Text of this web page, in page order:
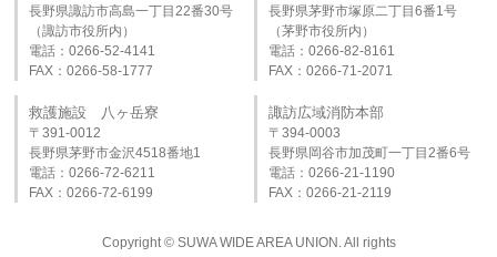
長野県諏訪市高島一丁目22番30号
（諏訪市役所内）
電話：0266-52-4141
FAX：0266-58-1777
長野県茅野市塚原二丁目6番1号
（茅野市役所内）
電話：0266-82-8161
FAX：0266-71-2071
救護施設 八ヶ岳寮
〒391-0012
長野県茅野市金沢4518番地1
電話：0266-72-6211
FAX：0266-72-6199
諏訪広域消防本部
〒394-0003
長野県岡谷市加茂町一丁目2番6号
電話：0266‐21‐1190
FAX：0266‐21‐2119
Copyright © SUWA WIDE AREA UNION. All rights